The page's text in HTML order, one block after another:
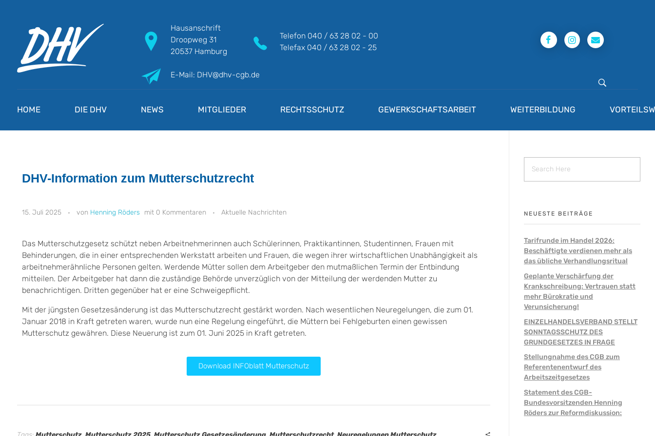
Hausanschrift
Droopweg 31
20537 Hamburg
Telefon 040 / 63 28 02 - 00
Telefax 040 / 63 28 02 - 25
E-Mail: DHV@dhv-cgb.de
HOME DIE DHV NEWS MITGLIEDER RECHTSSCHUTZ GEWERKSCHAFTSARBEIT WEITERBILDUNG
DHV-Information zum Mutterschutzrecht
15. Juli 2025 Henning Röders 0 Kommentaren Aktuelle Nachrichten
Das Mutterschutzgesetz schützt neben Arbeitnehmerinnen auch Schülerinnen, Praktikantinnen, Studentinnen, Frauen mit
Behinderungen, die in einer entsprechenden Werkstatt arbeiten und Frauen, die wegen ihrer wirtschaftlichen Unabhängigkeit als
arbeitnehmerähnliche Personen gelten. Werdende Mütter sollen dem Arbeitgeber den mutmaßlichen Termin der Entbindung
mitteilen. Der Arbeitgeber hat dann die zuständige Behörde unverzüglich von der Mitteilung der werdenden Mutter zu
benachrichtigen. Dritten gegenüber hat er eine Schweigepflicht.
Mit der jüngsten Gesetzesänderung ist das Mutterschutzrecht gestärkt worden. Nach wesentlichen Neuregelungen, die zum 01.
Januar 2018 in Kraft getreten waren, wurde nun eine Regelung eingeführt, die Müttern bei Fehlgeburten einen gewissen
Mutterschutz gewähren. Diese Neuerung ist zum 01. Juni 2025 in Kraft getreten.
Download INFOblatt Mutterschutz
NEUESTE BEITRÄGE
Tarifrunde im Handel 2026:
Beschäftigte verdienen mehr als
das übliche Verhandlungsritual
Geplante Verschärfung der
Krankschreibung: Vertrauen statt
mehr Bürokratie und
Verunsicherung!
EINZELHANDELSVERBAND STELLT
SONNTAGSSCHUTZ DES
GRUNDGESETZES IN FRAGE
Stellungnahme des CGB zum
Referentenentwurf des
Arbeitszeitgesetzes
Statement des CGB-
Bundesvorsitzenden Henning
Röders zur Reformdiskussion: